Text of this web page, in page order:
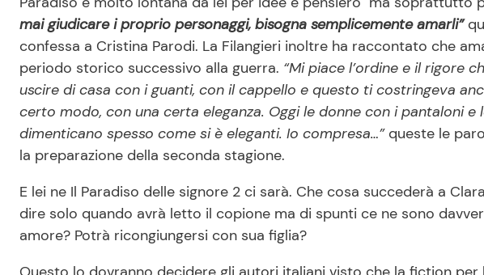
mai giudicare i proprio personaggi, bisogna semplicemente amarli”
confessa a Cristina Parodi. La Filangieri inoltre ha raccontato che
periodo storico successivo alla guerra. “Mi piace l’ordine e il rigore
uscire di casa con i guanti, con il cappello e questo ti costringeva
certo modo, con una certa eleganza. Oggi le donne con i pantaloni
dimenticano spesso come si è eleganti. Io compresa…”queste le
la preparazione della seconda stagione.
E lei ne Il Paradiso delle signore 2 ci sarà. Che cosa succederà a
dire solo quando avrà letto il copione ma di spunti ce ne sono
amore? Potrà ricongiungersi con sua figlia?